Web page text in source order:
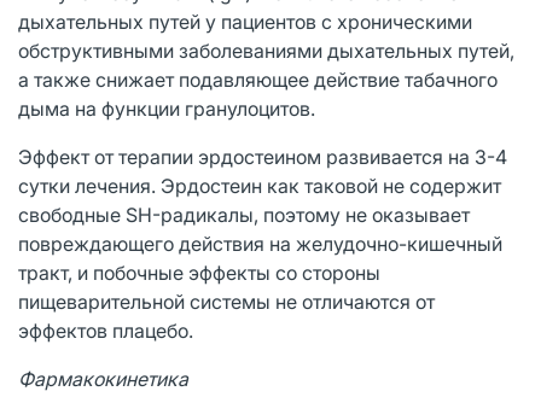
дыхательных путей у пациентов с хроническими
обструктивными заболеваниями дыхательных путей,
а также снижает подавляющее действие табачного
дыма на функции гранулоцитов.
Эффект от терапии эрдостеином развивается на 3-4
сутки лечения. Эрдостеин как таковой не содержит
свободные SH-радикалы, поэтому не оказывает
повреждающего действия на желудочно-кишечный
тракт, и побочные эффекты со стороны
пищеварительной системы не отличаются от
эффектов плацебо.
Фармакокинетика